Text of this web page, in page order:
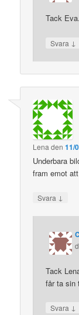
Tack
Svara ↓
Lena den11/
Underbara
fram emot
Svara ↓
Tack
får ta
Svara ↓